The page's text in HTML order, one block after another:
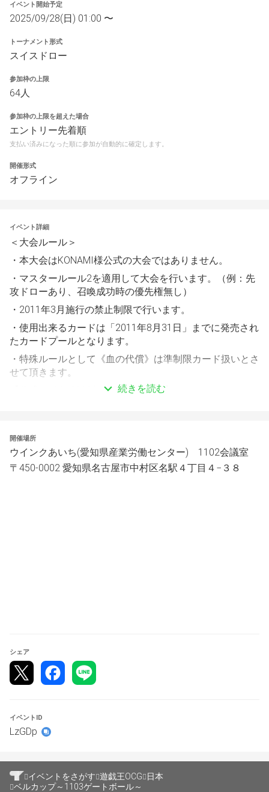
イベント開始予定
2025/09/28(日) 01:00 〜
トーナメント形式
スイスドロー
参加枠の上限
64人
参加枠の上限を超えた場合
エントリー先着順
支払い済みになった順に参加が自動的に確定します。
開催形式
オフライン
イベント詳細
＜大会ルール＞
・本大会はKONAMI様公式の大会ではありません。
・マスタールール2を適用して大会を行います。（例：先
攻ドローあり、召喚成功時の優先権無し）
・2011年3月施行の禁止制限で行います。
・使用出来るカードは「2011年8月31日」までに発売され
たカードプールとなります。
・特殊ルールとして《血の代償》は準制限カード扱いとさ
せて頂きます。
【公式サイト-2011年03月01日適用-】
list=201103
・原則、カード処理の裁定は「2011年8月31日時点」を適
用します。
ない場合は両負けとします。
10:00-10:30 大会受付
10:30-10:40 開会式
12:30-13:00 お昼休憩
続きを読む
開催場所
ウインクあいち(愛知県産業労働センター) 1102会議室
〒450-0002 愛知県名古屋市中村区名駅４丁目４−３８
シェア
イベントID
LzGDp
イベントをさがす 遊戯王OCG
日本
ベルカップ～1103ゲートボール～